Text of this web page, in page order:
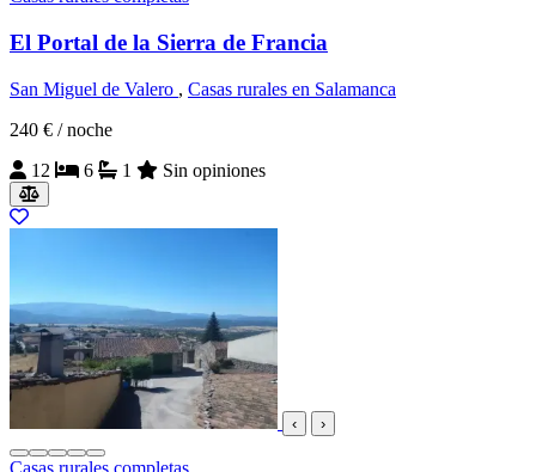
El Portal de la Sierra de Francia
San Miguel de Valero , Casas rurales en Salamanca
240 € / noche
12
6 1 Sin opiniones
‹ ›
Casas rurales completas